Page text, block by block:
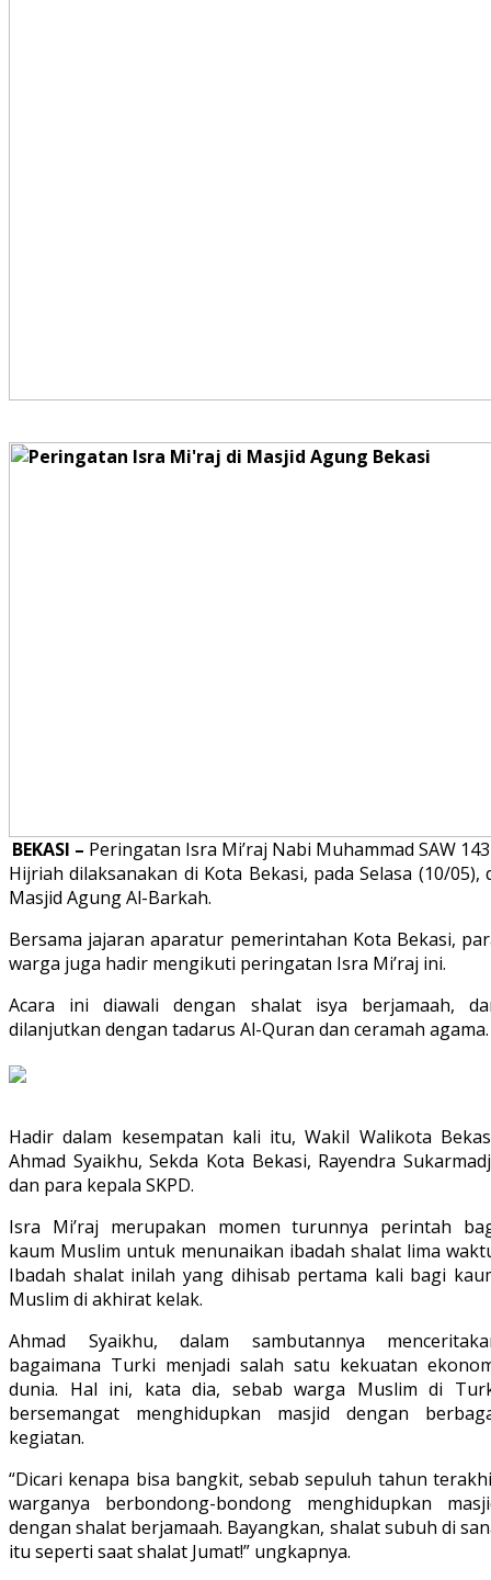
BEKASI – Peringatan Isra Mi’raj Nabi Muhammad SAW
Hijriah dilaksanakan di Kota Bekasi, pada Selasa (10/05),
Masjid Agung Al-Barkah.
Bersama jajaran aparatur pemerintahan Kota Bekasi,
warga juga hadir mengikuti peringatan Isra Mi’raj ini.
Acara ini diawali dengan shalat isya berjamaah,
dilanjutkan dengan tadarus Al-Quran dan ceramah agama.
Hadir dalam kesempatan kali itu, Wakil Walikota
Ahmad Syaikhu, Sekda Kota Bekasi, Rayendra
dan para kepala SKPD.
Isra Mi’raj merupakan momen turunnya perintah
kaum Muslim untuk menunaikan ibadah shalat lima
Ibadah shalat inilah yang dihisab pertama kali bagi
Muslim di akhirat kelak.
Ahmad Syaikhu, dalam sambutannya
bagaimana Turki menjadi salah satu kekuatan
dunia. Hal ini, kata dia, sebab warga Muslim di
bersemangat menghidupkan masjid dengan
kegiatan.
“Dicari kenapa bisa bangkit, sebab sepuluh tahun
warganya berbondong-bondong menghidupkan
dengan shalat berjamaah. Bayangkan, shalat subuh di
itu seperti saat shalat Jumat!” ungkapnya.